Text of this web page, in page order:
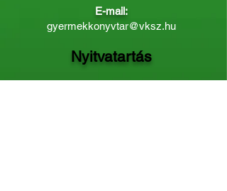
E-mail:
gyermekkonyvtar@vksz.hu
Nyitvatartás